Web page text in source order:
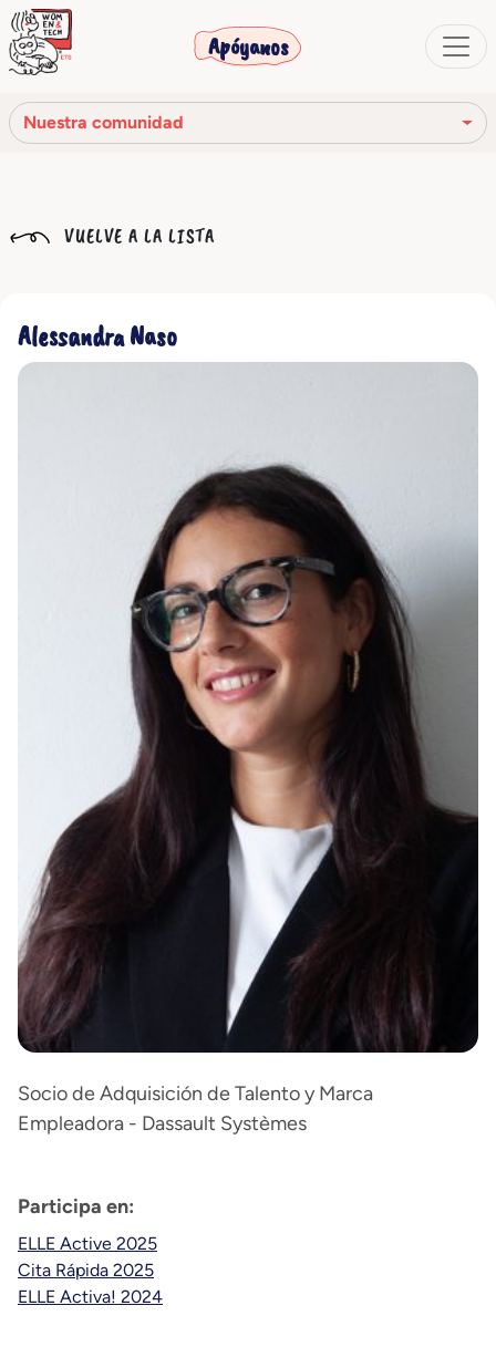
Apóyanos
Nuestra comunidad
Nuestra historia
Nuestra comunidad
VUELVE A LA LISTA
Alessandra Naso
Socio de Adquisición de Talento y Marca
Empleadora - Dassault Systèmes
Participa en:
ELLE Active 2025
Cita Rápida 2025
ELLE Activa! 2024